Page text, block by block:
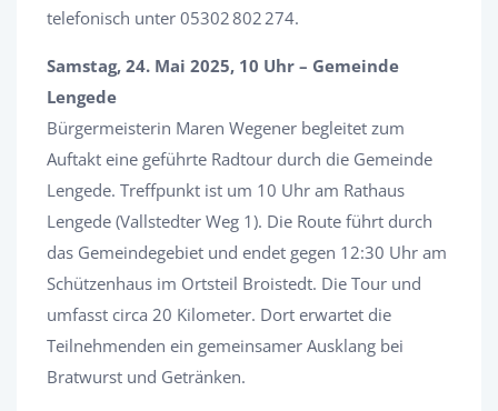
telefonisch unter 05302 802 274.
Samstag, 24. Mai 2025, 10 Uhr – Gemeinde
Lengede
Bürgermeisterin Maren Wegener begleitet zum
Auftakt eine geführte Radtour durch die Gemeinde
Lengede. Treffpunkt ist um 10 Uhr am Rathaus
Lengede (Vallstedter Weg 1). Die Route führt durch
das Gemeindegebiet und endet gegen 12:30 Uhr am
Schützenhaus im Ortsteil Broistedt. Die Tour und
umfasst circa 20 Kilometer. Dort erwartet die
Teilnehmenden ein gemeinsamer Ausklang bei
Bratwurst und Getränken.